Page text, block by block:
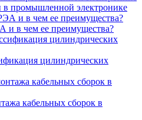
промышленной электронике
и в чем ее преимущества?
цилиндрических
кабельных сборок в